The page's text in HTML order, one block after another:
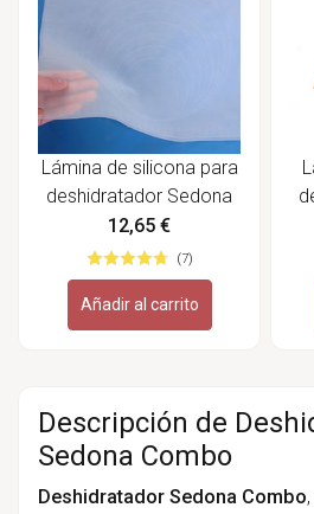
Lámina de silicona para
deshidratador Sedona
12,65 €
(7)
Añadir al carrito
Descripción de
Sedona Combo
Deshidratador Sedona Combo